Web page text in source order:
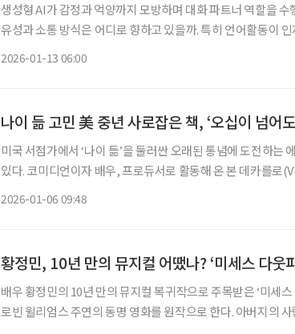
생성형 AI가 감정과 억양까지 모방하며 대화 파트너 역할을
유성과 소통 방식은 어디로 향하고 있을까. 특히 언어활동이
2026-01-13 06:00
나이 듦 고민 美 중년 사로잡은 책, ‘오십이 넘어
미국 서점가에서 ‘나이 듦’을 둘러싼 오래된 통념에 도전하는
있다. 코미디언이자 배우, 프로듀서로 활동해 온 본 데카를로
2026-01-06 09:48
황정민, 10년 만의 뮤지컬 어땠나? ‘미세스 다웃
배우 황정민의 10년 만의 뮤지컬 복귀작으로 주목받은 ‘미세
로빈 윌리엄스 주연의 동명 영화를 원작으로 한다. 아버지의